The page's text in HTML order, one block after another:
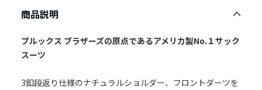
商品説明
ブルックス ブラザーズの原点であるアメリカ製No.１サック
スーツ
3釦段返り仕様のナチュラルショルダー、フロントダーツを